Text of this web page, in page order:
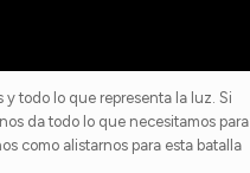
todo lo que representa la luz. Si
da todo lo que necesitamos para
como alistarnos para esta batalla